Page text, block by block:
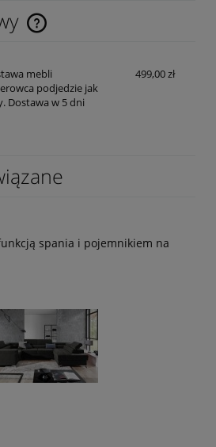
kosztów płatności
mebli
podjedzie jak
Dostawa w 5 dni
499,00 zł
spania i pojemnikiem na